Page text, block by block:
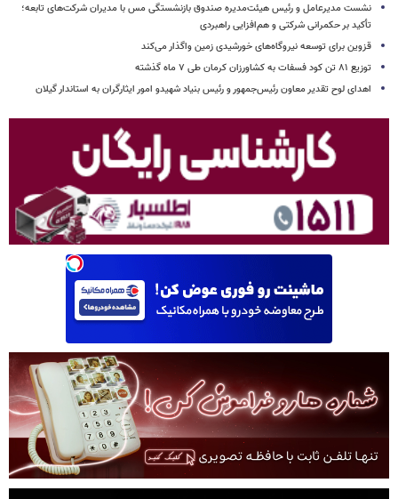
نشست مدیرعامل و رئیس هیئت‌مدیره صندوق بازنشستگی مس با مدیران شرکت‌های تابعه؛
تأکید بر حکمرانی شرکتی و هم‌افزایی راهبردی
قزوین برای توسعه نیروگاه‌های خورشیدی زمین واگذار می‌کند
توزیع ۸۱ تن کود فسفات به کشاورزان کرمان طی ۷ ماه گذشته
اهدای لوح تقدیر معاون رئیس‌جمهور و رئیس بنیاد شهیدو امور ایثارگران به استاندار گیلان